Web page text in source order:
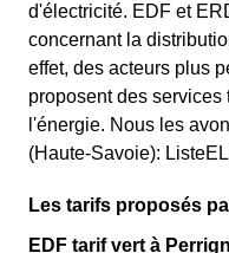
d'électricité. EDF et
concernant la
effet, des acteurs plus
proposent des
l'énergie. Nous les
(Haute-Savoie):
Les tarifs proposés
EDF tarif vert à